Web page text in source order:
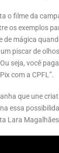
o filme da
os exemplos
mágica
piscar de
seja, você
com a CPFL”.
que une
essa
Lara